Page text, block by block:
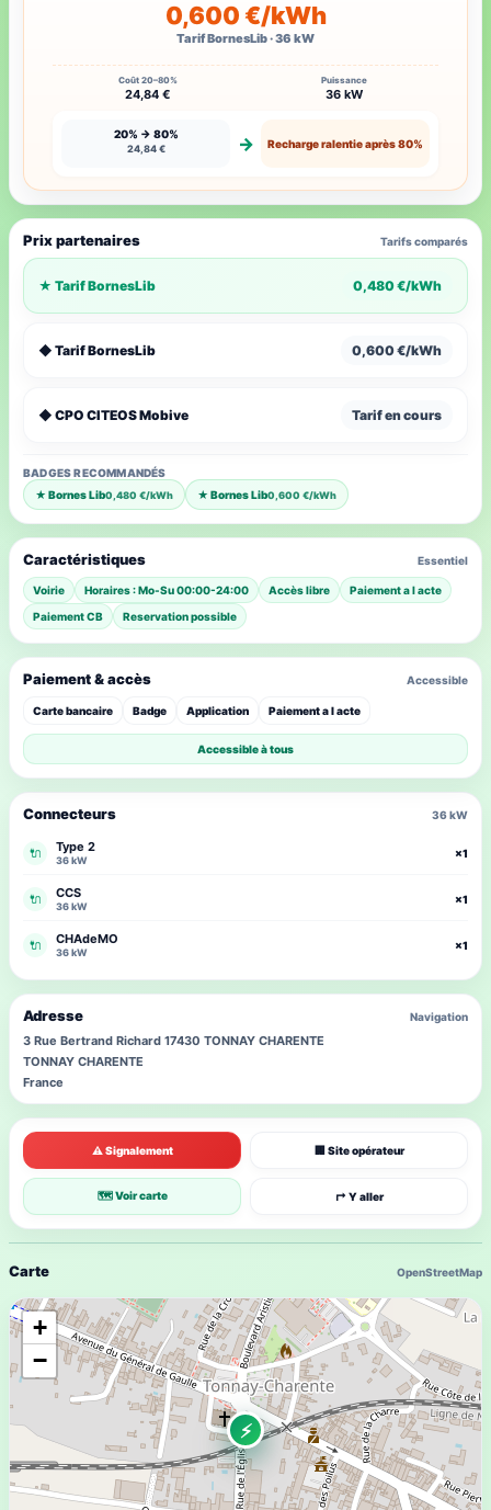
Carte OpenStreetMap
⚡
+
−
0,600 €/kWh
Tarif BornesLib · 36 kW
Coût 20–80%
24,84 €
Puissance
36 kW
20% → 80%
24,84 € → Recharge ralentie après 80%
Prix partenaires Tarifs comparés
★ Tarif BornesLib 0,480 €/kWh
◆ Tarif BornesLib 0,600 €/kWh
◆ CPO CITEOS Mobive Tarif en cours
BADGES RECOMMANDÉS
★ Bornes Lib0,480 €/kWh ★ Bornes Lib0,600 €/kWh
⚠ Signalement 🏢 Site opérateur
🗺 Voir carte ↱ Y aller
Caractéristiques Essentiel
Voirie Horaires : Mo-Su 00:00-24:00 Accès libre
Paiement a l acte
Paiement CB
Reservation possible
Connecteurs 36 kW
🔌 Type 2
36 kW
×1
🔌 CCS
36 kW
×1
🔌 CHAdeMO
36 kW
×1
Paiement & accès Accessible
Carte bancaire Badge Application Paiement a l acte
Accessible à tous
Adresse Navigation
3 Rue Bertrand Richard 17430 TONNAY CHARENTE
TONNAY CHARENTE
France